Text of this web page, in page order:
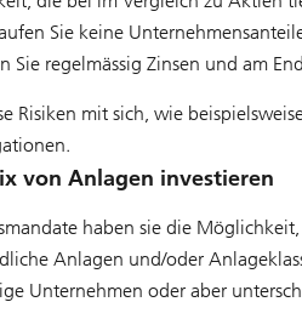
Sie keine
regelmässig Zinsen und am
Risiken mit sich, wie
von Anlagen investieren
haben sie die
Anlagen und/oder
Unternehmen oder aber